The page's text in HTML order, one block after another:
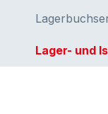
Lager- und